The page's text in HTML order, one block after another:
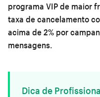
programa VIP de maior
taxa de cancelamento
acima de 2% por
mensagens.
Dica de